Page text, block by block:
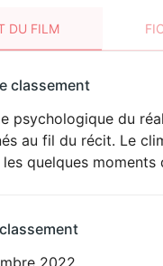
DU FILM
classement
psychologique du
au fil du récit. Le
quelques moments
2022